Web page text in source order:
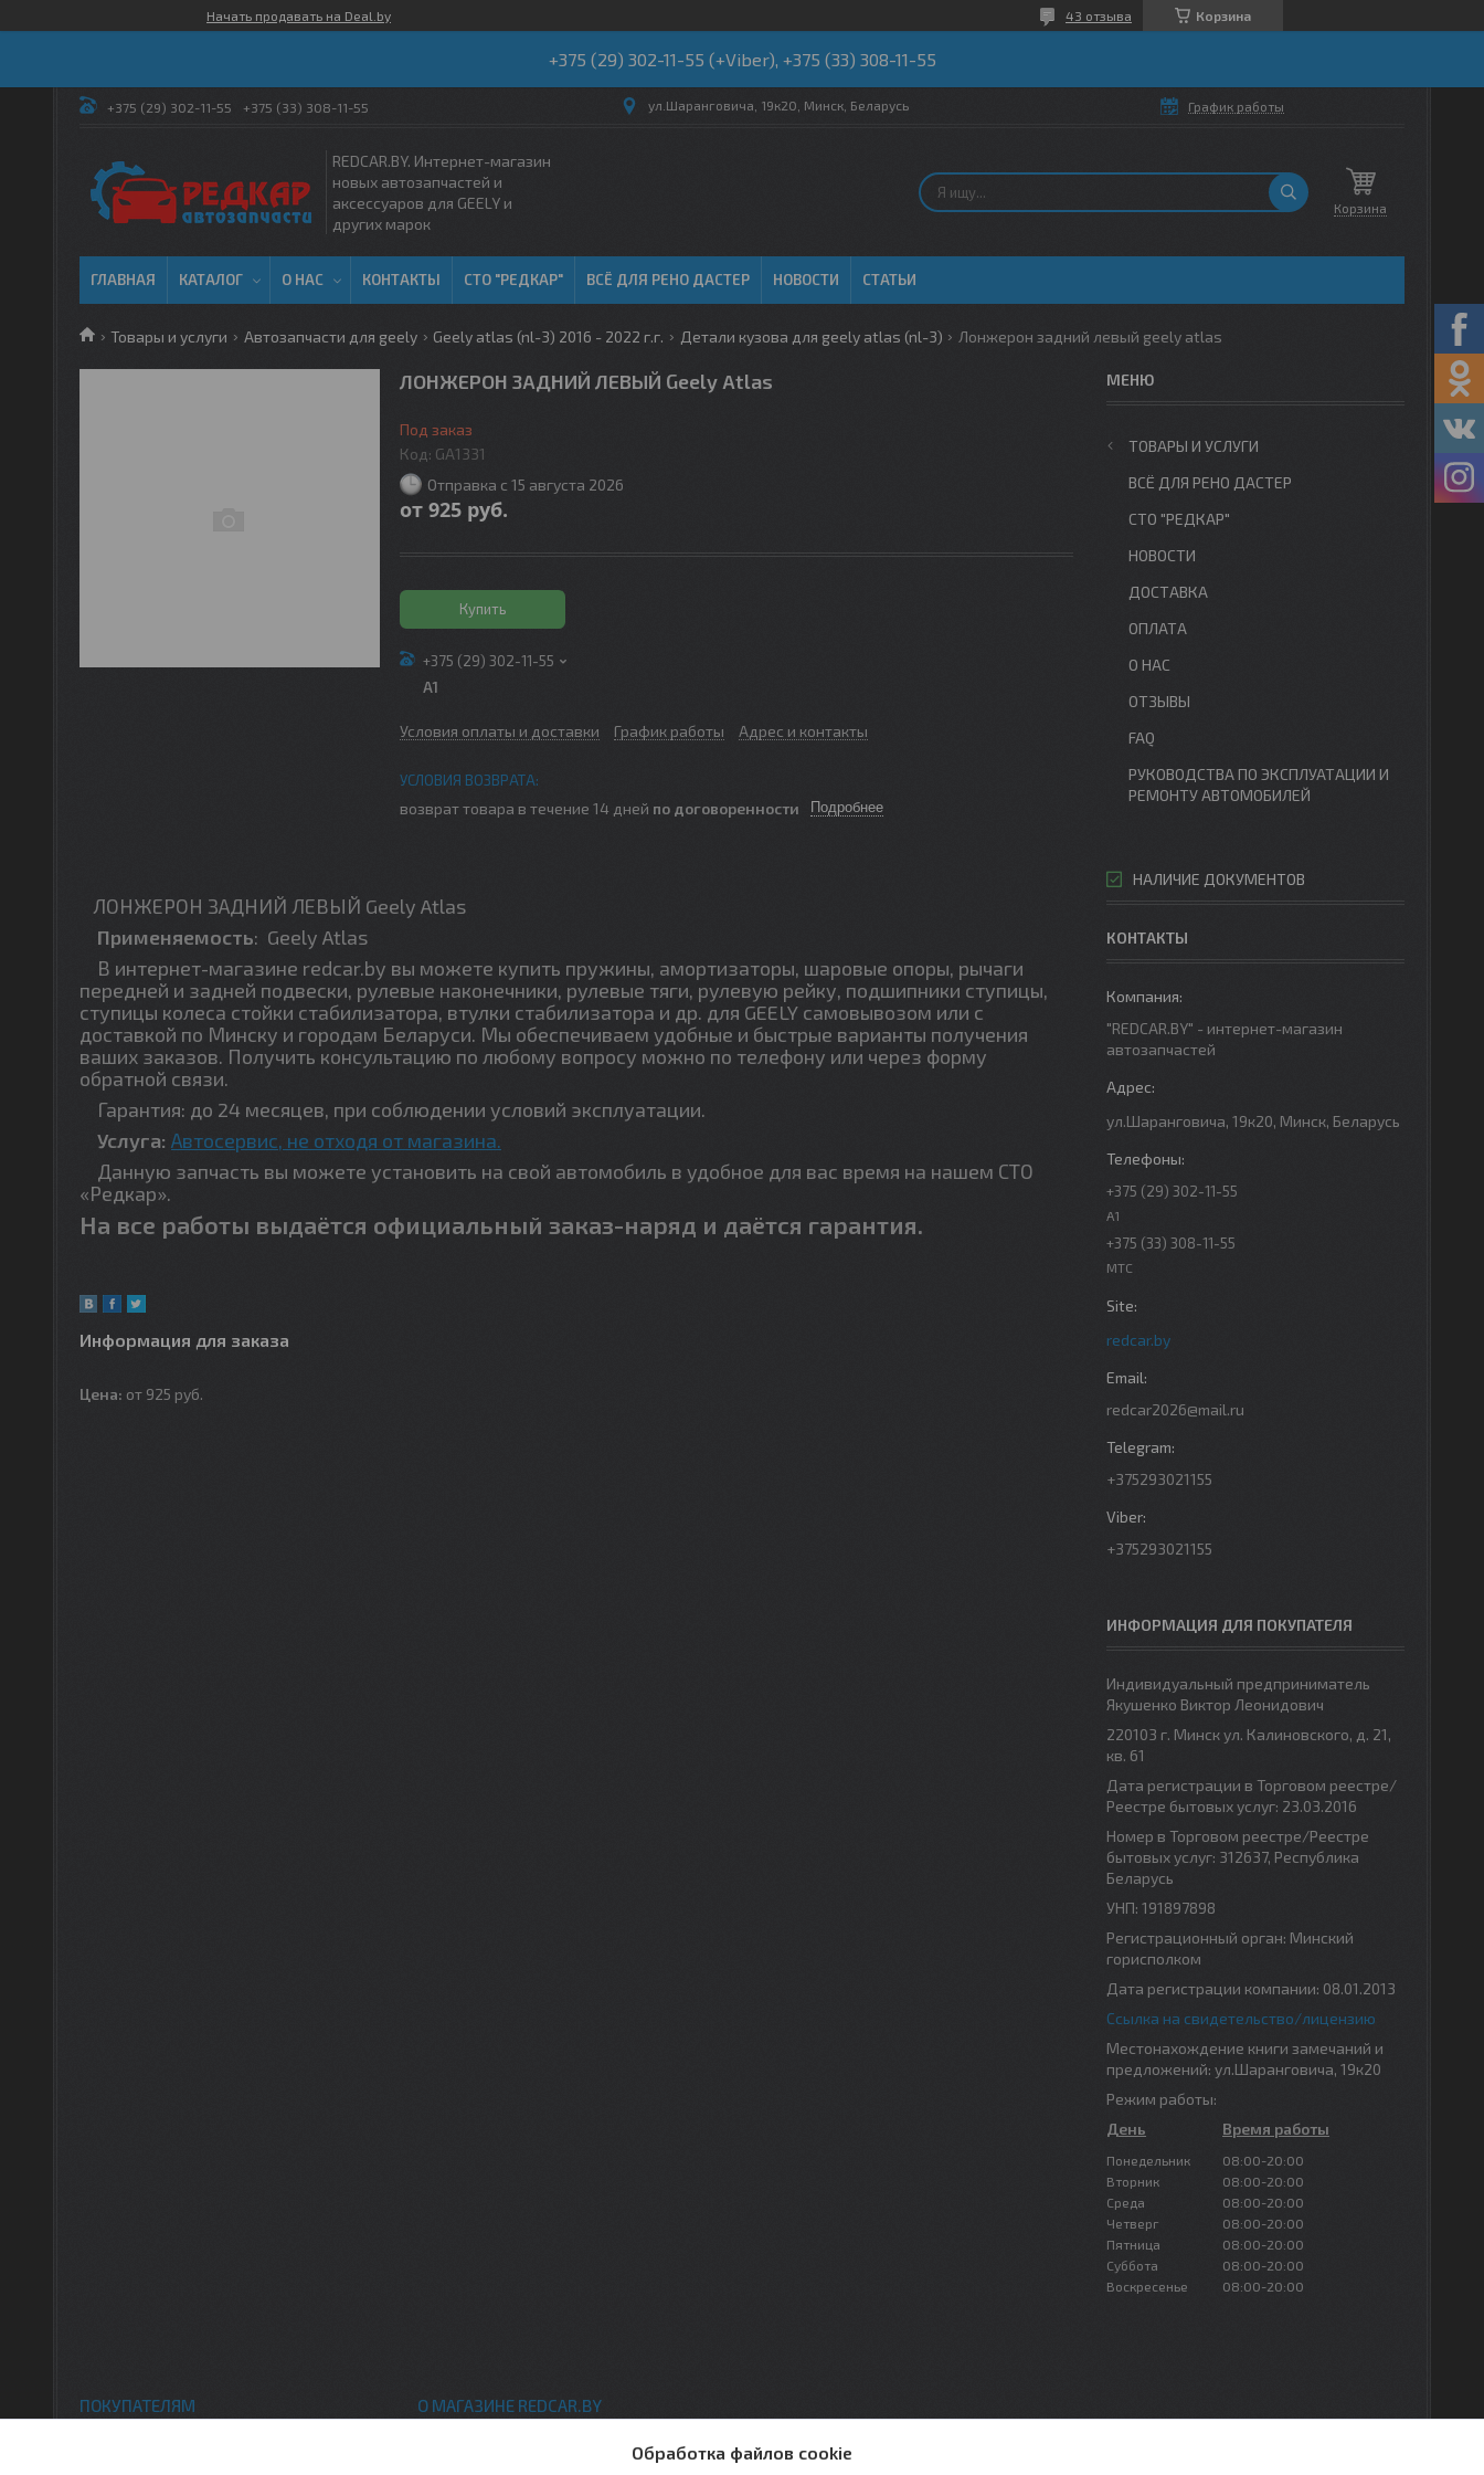
Начать продавать на Deal.by Корзина
43 отзыва
+375 (29) 302-11-55 (+Viber), +375 (33) 308-11-55
+375 (29) 302-11-55 +375 (33) 308-11-55 ул.Шаранговича, 19к20, Минск, Беларусь График работы
REDCAR.BY. Интернет-магазин
новых автозапчастей и
аксессуаров для GEELY и
других марок
Корзина
ГЛАВНАЯ КАТАЛОГ О НАС КОНТАКТЫ СТО "РЕДКАР" ВСЁ ДЛЯ РЕНО ДАСТЕР НОВОСТИ СТАТЬИ
Товары и услуги Автозапчасти для geely Geely atlas (nl-3) 2016 - 2022 г.г. Детали кузова для geely atlas (nl-3) Лонжерон задний левый geely atlas
ЛОНЖЕРОН ЗАДНИЙ ЛЕВЫЙ Geely Atlas
Под заказ
Код: GA1331
Отправка с 15 августа 2026
от 925 руб.
Купить
+375 (29) 302-11-55
A1
Условия оплаты и доставки График работы Адрес и контакты
возврат товара в течение 14 дней по договоренности Подробнее
ЛОНЖЕРОН ЗАДНИЙ ЛЕВЫЙ Geely Atlas
Применяемость: Geely Atlas
В интернет-магазине redcar.by вы можете купить пружины, амортизаторы, шаровые опоры, рычаги
передней и задней подвески, рулевые наконечники, рулевые тяги, рулевую рейку, подшипники ступицы,
ступицы колеса стойки стабилизатора, втулки стабилизатора и др. для GEELY самовывозом или с
доставкой по Минску и городам Беларуси. Мы обеспечиваем удобные и быстрые варианты получения
ваших заказов. Получить консультацию по любому вопросу можно по телефону или через форму
обратной связи.
Гарантия: до 24 месяцев, при соблюдении условий эксплуатации.
Услуга: Автосервис, не отходя от магазина.
Данную запчасть вы можете установить на свой автомобиль в удобное для вас время на нашем СТО
«Редкар».
На все работы выдаётся официальный заказ-наряд и даётся гарантия.
Информация для заказа
Цена: от 925 руб.
ТОВАРЫ И УСЛУГИ
ВСЁ ДЛЯ РЕНО ДАСТЕР
СТО "РЕДКАР"
НОВОСТИ
ДОСТАВКА
ОПЛАТА
О НАС
ОТЗЫВЫ
FAQ
РУКОВОДСТВА ПО ЭКСПЛУАТАЦИИ И
РЕМОНТУ АВТОМОБИЛЕЙ
НАЛИЧИЕ ДОКУМЕНТОВ
КОНТАКТЫ
"REDCAR.BY" - интернет-магазин
автозапчастей
ул.Шаранговича, 19к20, Минск, Беларусь
+375 (29) 302-11-55
A1
+375 (33) 308-11-55
МТС
redcar.by
redcar2026@mail.ru
+375293021155
+375293021155
ИНФОРМАЦИЯ ДЛЯ ПОКУПАТЕЛЯ
Индивидуальный предприниматель
Якушенко Виктор Леонидович
220103 г. Минск ул. Калиновского, д. 21,
кв. 61
Дата регистрации в Торговом реестре/
Реестре бытовых услуг: 23.03.2016
Номер в Торговом реестре/Реестре
бытовых услуг: 312637, Республика
Беларусь
УНП: 191897898
Регистрационный орган: Минский
горисполком
Дата регистрации компании: 08.01.2013
Ссылка на свидетельство/лицензию
Местонахождение книги замечаний и
предложений: ул.Шаранговича, 19к20
Режим работы:
День
Время работы
Понедельник
08:00-20:00
Вторник
08:00-20:00
Среда
08:00-20:00
Четверг
08:00-20:00
Пятница
08:00-20:00
Суббота
08:00-20:00
Воскресенье
08:00-20:00
ПОКУПАТЕЛЯМ О МАГАЗИНЕ REDCAR.BY
Обработка файлов cookie